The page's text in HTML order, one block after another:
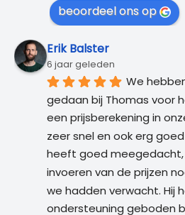
beoordeel ons op
Erik Balster
6 jaar geleden
We
gedaan bij Thomas voor
een prijsberekening in
zeer snel en ook erg
heeft goed
invoeren van de prijzen
we hadden verwacht. Hij
ondersteuning geboden